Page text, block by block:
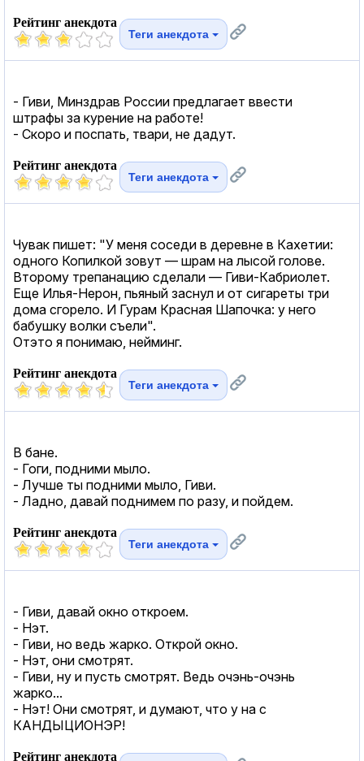
Рейтинг анекдота
Теги анекдота
- Гиви, Минздрав России предлагает ввести
штрафы за курение на работе!
- Скоро и поспать, твари, не дадут.
Рейтинг анекдота
Теги анекдота
Чувак пишет: "У меня соседи в деревне в Кахетии:
одного Копилкой зовут — шрам на лысой голове.
Второму трепанацию сделали — Гиви-Кабриолет.
Еще Илья-Нерон, пьяный заснул и от сигареты три
дома сгорело. И Гурам Красная Шапочка: у него
бабушку волки съели".
Отэто я понимаю, нейминг.
Рейтинг анекдота
Теги анекдота
В бане.
- Гоги, подними мыло.
- Лучше ты подними мыло, Гиви.
- Ладно, давай поднимем по разу, и пойдем.
Рейтинг анекдота
Теги анекдота
- Гиви, давай окно откроем.
- Нэт.
- Гиви, но ведь жарко. Открой окно.
- Нэт, они смотрят.
- Гиви, ну и пусть смотрят. Ведь очэнь-очэнь
жарко...
- Нэт! Они смотрят, и думают, что у на с
КАНДЫЦИОНЭР!
Рейтинг анекдота